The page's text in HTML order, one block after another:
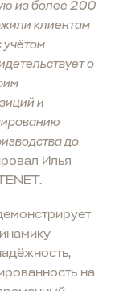
из более 200
клиентам
о
и
до
Илья
на